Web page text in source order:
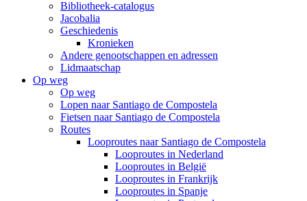
Bibliotheek-catalogus
Jacobalia
Geschiedenis
Kronieken
Andere genootschappen en adressen
Lidmaatschap
Op weg
Op weg
Lopen naar Santiago de Compostela
Fietsen naar Santiago de Compostela
Routes
Looproutes naar Santiago de Compostela
Looproutes in Nederland
Looproutes in België
Looproutes in Frankrijk
Looproutes in Spanje